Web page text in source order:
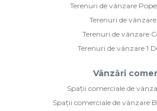
Terenuri de vânzare
Terenuri de
Terenuri de vânzare
Terenuri de vânzare 1
Vânzări
Spații comerciale de
Spații comerciale de vânzare